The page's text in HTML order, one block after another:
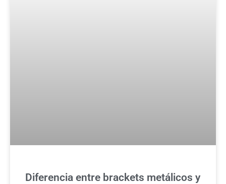
Diferencia entre brackets metálicos y